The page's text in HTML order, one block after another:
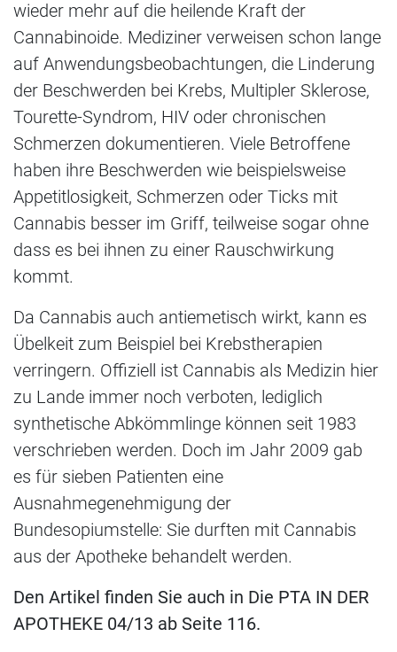
wieder mehr auf die heilende Kraft der
Cannabinoide. Mediziner verweisen schon lange
auf Anwendungsbeobachtungen, die Linderung
der Beschwerden bei Krebs, Multipler Sklerose,
Tourette-Syndrom, HIV oder chronischen
Schmerzen dokumentieren. Viele Betroffene
haben ihre Beschwerden wie beispielsweise
Appetitlosigkeit, Schmerzen oder Ticks mit
Cannabis besser im Griff, teilweise sogar ohne
dass es bei ihnen zu einer Rauschwirkung
kommt.
Da Cannabis auch antiemetisch wirkt, kann es
Übelkeit zum Beispiel bei Krebstherapien
verringern. Offiziell ist Cannabis als Medizin hier
zu Lande immer noch verboten, lediglich
synthetische Abkömmlinge können seit 1983
verschrieben werden. Doch im Jahr 2009 gab
es für sieben Patienten eine
Ausnahmegenehmigung der
Bundesopiumstelle: Sie durften mit Cannabis
aus der Apotheke behandelt werden.
Den Artikel finden Sie auch in Die PTA IN DER
APOTHEKE 04/13 ab Seite 116.